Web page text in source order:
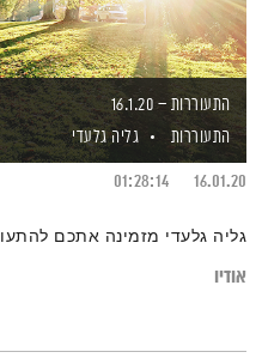
התעוררות – 16.1.20
התעוררות
גליה גלעדי
16.01.20
01:28:14
גליה גלעדי מזמינה אתכם
אודיו